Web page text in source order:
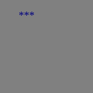
***